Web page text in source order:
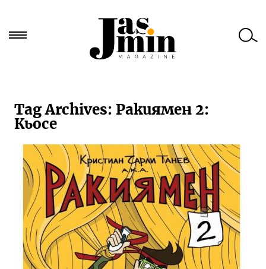
за:Tag Archives: Ракиямен 2:
Кьосе